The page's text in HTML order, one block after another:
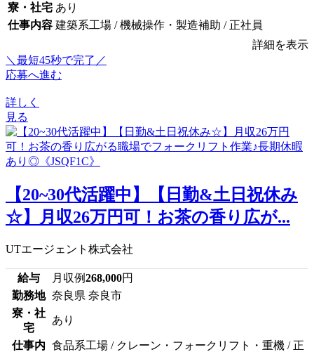
寮・社宅 あり
仕事内容 建築系工場 / 機械操作・製造補助 / 正社員
詳細を表示
＼最短45秒で完了／
応募へ進む
詳しく
見る
【20~30代活躍中】【日勤&土日祝休み
☆】月収26万円可！お茶の香り広が...
UTエージェント株式会社
給与 月収例268,000円
勤務地 奈良県 奈良市
寮・社
宅
あり
仕事内 食品系工場 / クレーン・フォークリフト・重機 / 正